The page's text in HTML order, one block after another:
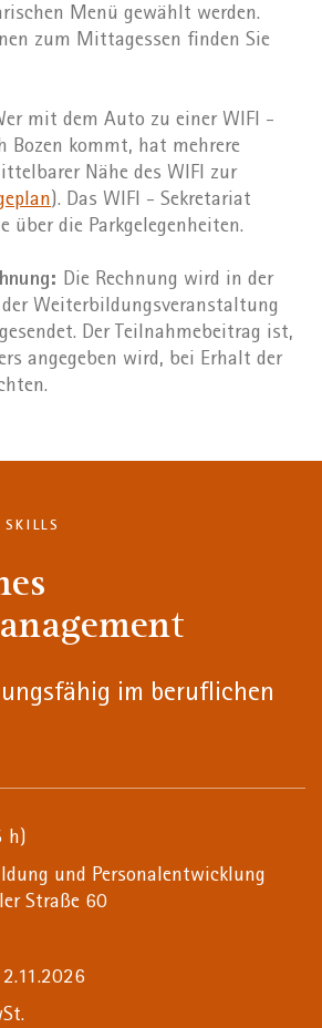
Menü gewählt werden.
zum Mittagessen finden Sie
mit dem Auto zu einer WIFI -
Bozen kommt, hat mehrere
Nähe des WIFI zur
). Das WIFI - Sekretariat
über die Parkgelegenheiten.
Die Rechnung wird in der
der Weiterbildungsveranstaltung
Der Teilnahmebeitrag ist,
angegeben wird, bei Erhalt der
SKILLS
im beruflichen
h)
und Personalentwicklung
Straße 60